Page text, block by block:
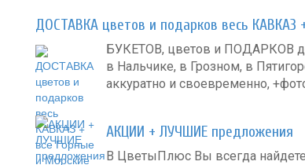
ДОСТАВКА цветов и подарков весь КАВКАЗ
БУКЕТОВ, цветов и ПОДАРКОВ
в Нальчике, в Грозном, в
аккуратно и своевременно,
АКЦИИ + ЛУЧШИЕ предложения
В ЦветыПлюс Вы всегда